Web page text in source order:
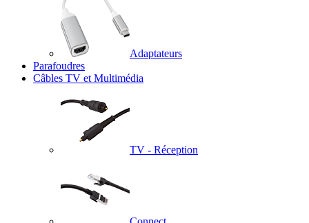
Adaptateurs
Parafoudres
Câbles TV et Multimédia
TV - Réception